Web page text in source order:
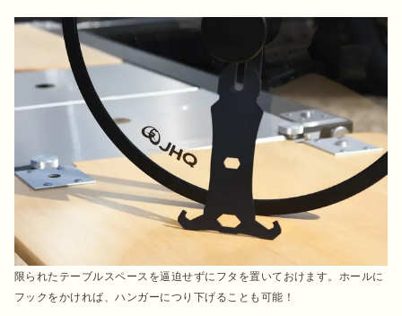
限られたテーブルスペースを逼迫せずにフタを置いておけます。ホールに
フックをかければ、ハンガーにつり下げることも可能！